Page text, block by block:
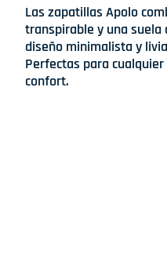
Las zapatillas Apolo
transpirable y una suela
diseño minimalista y
Perfectas para
confort.